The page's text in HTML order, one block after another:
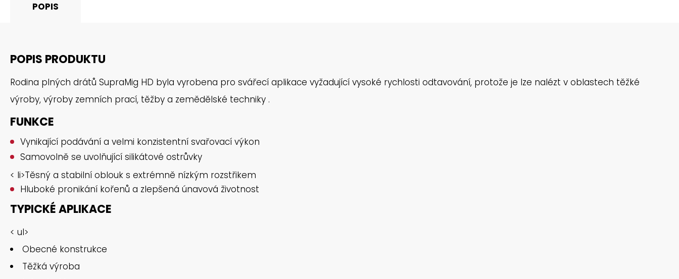
POPIS
POPIS PRODUKTU
Rodina plných drátů SupraMig HD byla vyrobena pro svářecí aplikace vyžadující vysoké rychlosti odtavování, protože je lze nalézt v oblastech těžké
výroby, výroby zemních prací, těžby a zemědělské techniky .
FUNKCE
Vynikající podávání a velmi konzistentní svařovací výkon
Samovolně se uvolňující silikátové ostrůvky
< li>Těsný a stabilní oblouk s extrémně nízkým rozstřikem
Hluboké pronikání kořenů a zlepšená únavová životnost
TYPICKÉ APLIKACE
< ul>
Obecné konstrukce
Těžká výroba